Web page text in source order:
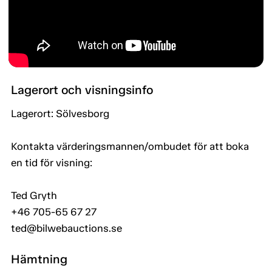
Lagerort och visningsinfo
Lagerort: Sölvesborg
Kontakta värderingsmannen/ombudet för att boka
en tid för visning:
Ted Gryth
+46 705-65 67 27
ted@bilwebauctions.se
Hämtning